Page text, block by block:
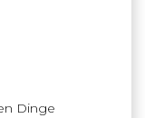
Dinge